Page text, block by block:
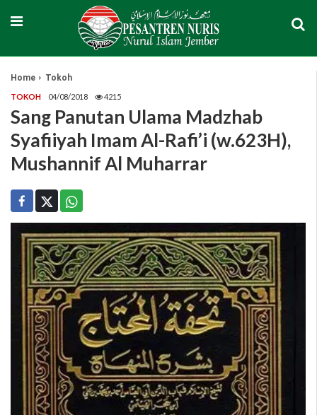
Home Tokoh
TOKOH 04/08/2018 4215
Sang Panutan Ulama Madzhab
Syafiiyah Imam Al-Rafi’i (w.623H),
Mushannif Al Muharrar